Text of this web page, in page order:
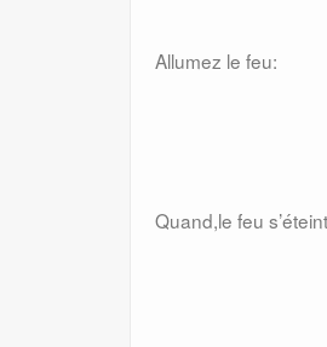
Allumez le feu:
Quand,le feu